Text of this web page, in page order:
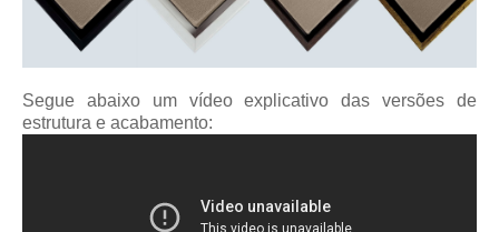
Segue abaixo um vídeo explicativo das versões de
estrutura e acabamento: